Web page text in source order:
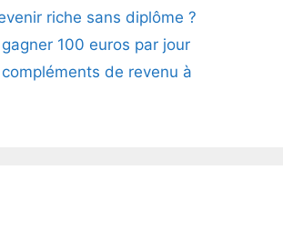
riche sans diplôme ?
100 euros par jour
de revenu à